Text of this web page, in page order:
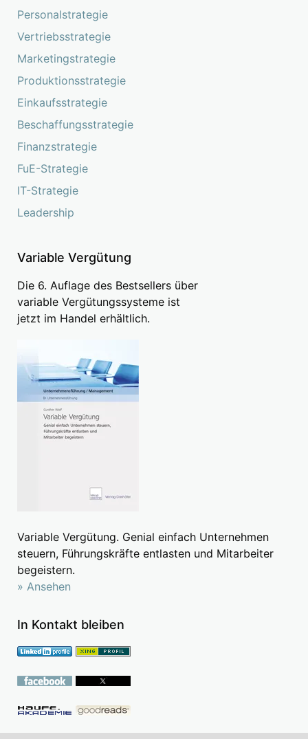
Personalstrategie
Vertriebsstrategie
Marketingstrategie
Produktionsstrategie
Einkaufsstrategie
Beschaffungsstrategie
Finanzstrategie
FuE-Strategie
IT-Strategie
Leadership
Variable Vergütung
Die 6. Auflage des Bestsellers über
variable Vergütungssysteme ist
jetzt im Handel erhältlich.
Variable Vergütung. Genial einfach Unternehmen
steuern, Führungskräfte entlasten und Mitarbeiter
begeistern.
» Ansehen
In Kontakt bleiben